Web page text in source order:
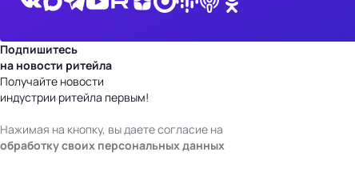
Подпишитесь
на новости ритейла
Получайте новости
индустрии ритейла первым!
Нажимая на кнопку, вы даете согласие на
обработку своих персональных данных